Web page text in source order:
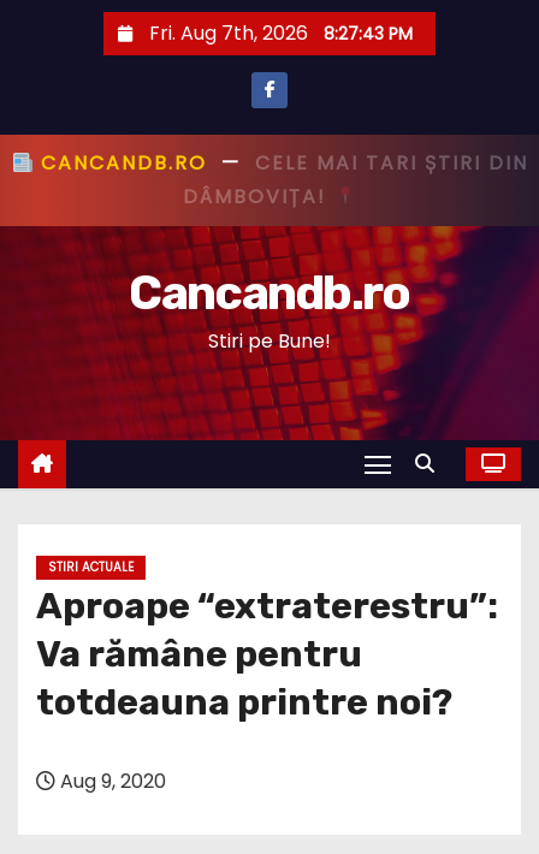
Fri. Aug 7th, 2026 8:27:44 PM
CANCANDB.RO— PRIMUL CU ȘTIREA,
PRIMUL CU ADEVĂRUL!
Cancandb.ro
Stiri pe Bune!
STIRI ACTUALE
Aproape “extraterestru”:
Va rămâne pentru
totdeauna printre noi?
Aug 9, 2020